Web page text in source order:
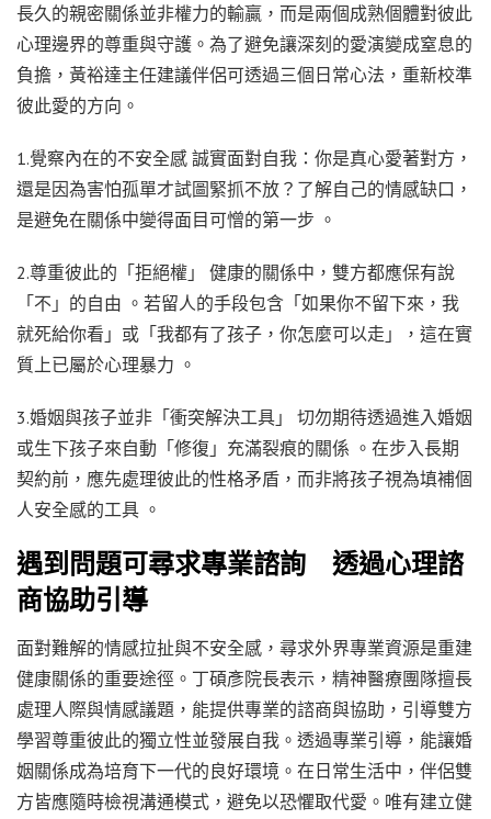
長久的親密關係並非權力的輸贏，而是兩個成熟個體對彼此
心理邊界的尊重與守護。為了避免讓深刻的愛演變成窒息的
負擔，黃裕達主任建議伴侶可透過三個日常心法，重新校準
彼此愛的方向。
1.覺察內在的不安全感 誠實面對自我：你是真心愛著對方，
還是因為害怕孤單才試圖緊抓不放？了解自己的情感缺口，
是避免在關係中變得面目可憎的第一步 。
2.尊重彼此的「拒絕權」 健康的關係中，雙方都應保有說
「不」的自由 。若留人的手段包含「如果你不留下來，我
就死給你看」或「我都有了孩子，你怎麼可以走」，這在實
質上已屬於心理暴力 。
3.婚姻與孩子並非「衝突解決工具」 切勿期待透過進入婚姻
或生下孩子來自動「修復」充滿裂痕的關係 。在步入長期
契約前，應先處理彼此的性格矛盾，而非將孩子視為填補個
人安全感的工具 。
遇到問題可尋求專業諮詢 透過心理諮
商協助引導
面對難解的情感拉扯與不安全感，尋求外界專業資源是重建
健康關係的重要途徑。丁碩彥院長表示，精神醫療團隊擅長
處理人際與情感議題，能提供專業的諮商與協助，引導雙方
學習尊重彼此的獨立性並發展自我。透過專業引導，能讓婚
姻關係成為培育下一代的良好環境。在日常生活中，伴侶雙
方皆應隨時檢視溝通模式，避免以恐懼取代愛。唯有建立健